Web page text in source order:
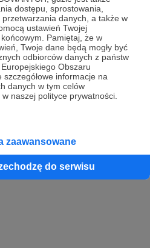
dostępu, sprostowania,
danych, a także w
ustawień Twojej
Pamiętaj, że w
Twoje dane będą mogły być
odbiorców danych z państw
Obszaru
informacje na
danych w tym celów
naszej polityce prywatności.
zaawansowane
do serwisu
z Google
z Facebook
z Apple
dostępny w regulaminie Patronite.pl